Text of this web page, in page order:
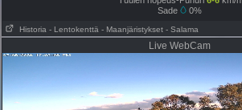
Sade
0%
Historia - Lentokenttä - Maanjäristykset - Salama
Live WebCam